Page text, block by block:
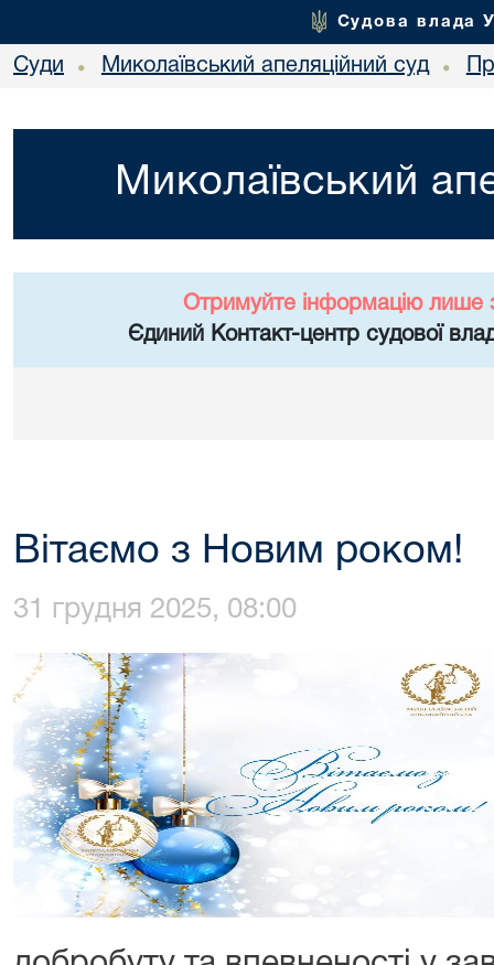
Судова влада
Суди • Миколаївський апеляційний суд •
Миколаївський
Отримуйте інформацію лише
Єдиний Контакт-центр судової
Вітаємо з Новим роком!
31 грудня 2025, 08:00